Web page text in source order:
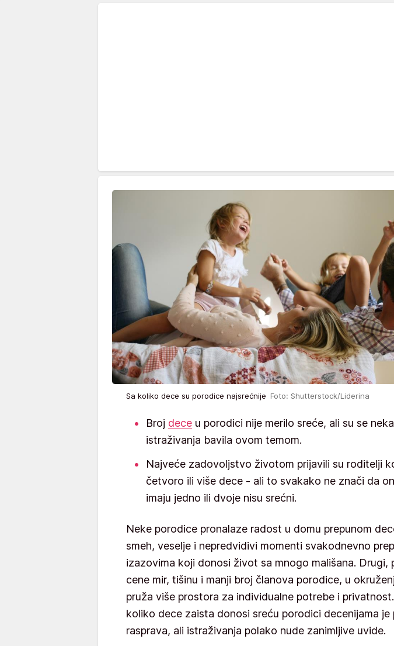
Sa koliko dece su porodice najsrećnije Foto: Shutterstock/Liderina
Broj dece u porodici nije merilo sreće, ali su se neka
istraživanja bavila ovom temom.
Najveće zadovoljstvo životom prijavili su roditelji
četvoro ili više dece - ali to svakako ne znači da
imaju jedno ili dvoje nisu srećni.
Neke porodice pronalaze radost u domu prepunom
smeh, veselje i nepredvidivi momenti svakodnevno
izazovima koji donosi život sa mnogo mališana. Drugi,
cene mir, tišinu i manji broj članova porodice, u
pruža više prostora za individualne potrebe i
koliko dece zaista donosi sreću porodici decenijama je
rasprava, ali istraživanja polako nude zanimljive uvide.